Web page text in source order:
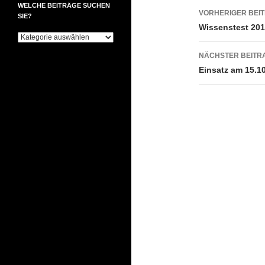
VORHERIGER
Wissenstest
NÄCHSTER
Einsatz am
WELCHE BEITRÄGE SUCHEN
SIE?
Welche